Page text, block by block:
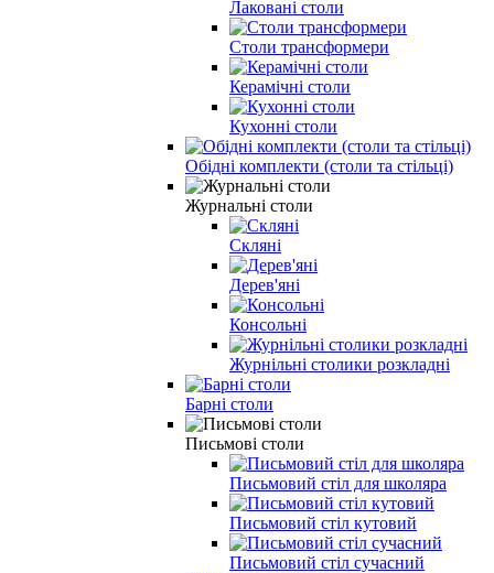
Лаковані столи
Столи трансформери
Керамічні столи
Кухонні столи
Обідні комплекти (столи та стільці)
Журнальні столи
Скляні
Дерев'яні
Консольні
Журнільні столики розкладні
Барні столи
Письмові столи
Письмовий стіл для школяра
Письмовий стіл кутовий
Письмовий стіл сучасний